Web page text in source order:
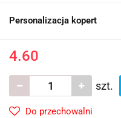
Personalizacja kopert
4.60
szt.
Do przechowalni